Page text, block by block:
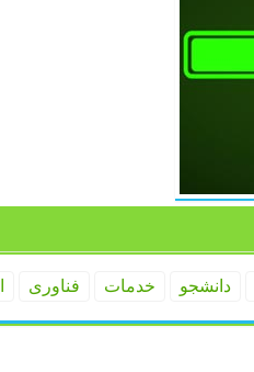
دانشجو خدمات فناوری